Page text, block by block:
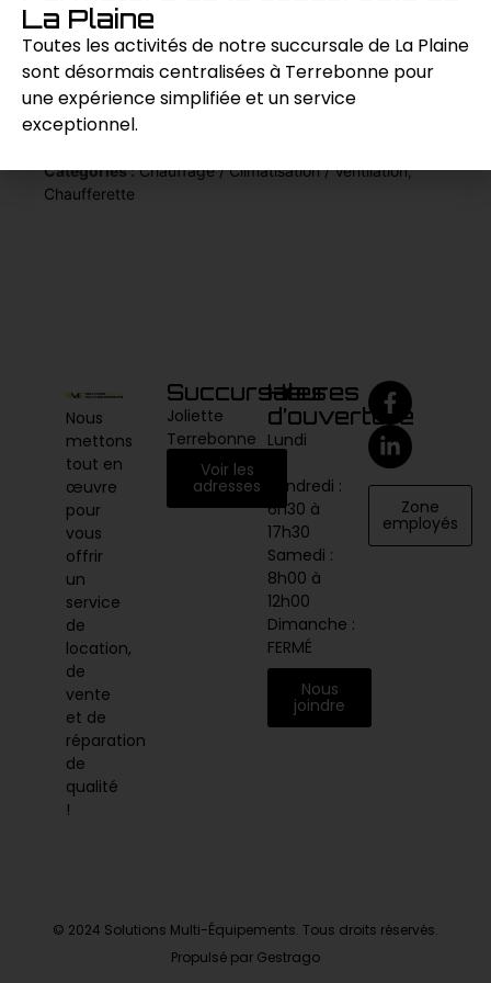
espaces de travail.
Demande de prix
Catégories : Chauffage / Climatisation / Ventilation,
Chaufferette
Nous
mettons
tout en
œuvre
pour
vous
offrir
un
service
de
location,
de
vente
et de
réparation
de
qualité
!
Succursales
Joliette
Terrebonne
Voir les
adresses
Heures
d’ouverture
Lundi
vendredi :
6h30 à
17h30
Samedi :
8h00 à
12h00
Dimanche :
FERMÉ
Nous
joindre
Zone
employés
© 2024 Solutions Multi-Équipements. Tous droits réservés.
Propulsé par Gestrago
La Plaine
Toutes les activités de notre succursale de La Plaine
sont désormais centralisées à Terrebonne pour
une expérience simplifiée et un service
exceptionnel.